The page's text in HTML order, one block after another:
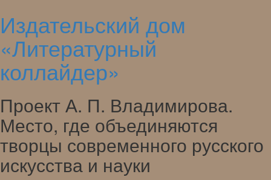
Skip
to
content
Издательский дом
«Литературный
коллайдер»
Проект А. П. Владимирова.
Место, где объединяются
творцы современного русского
искусства и науки